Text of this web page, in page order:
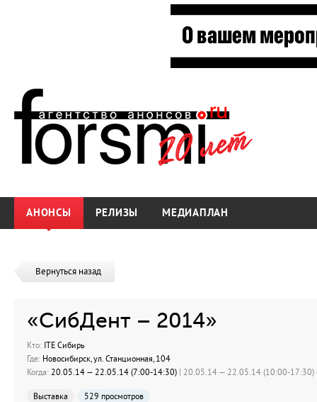
АНОНСЫ РЕЛИЗЫ МЕДИАПЛАН
Вернуться назад
«СибДент – 2014»
Кто: ITE Сибирь
Где: Новосибирск, ул. Станционная, 104
Когда: 20.05.14 — 22.05.14 (7:00-14:30) | 20.05.14 — 22.05.14 (10:00-17:30)
Выставка 529 просмотров